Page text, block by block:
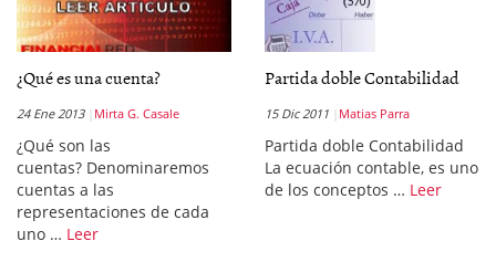
¿Qué es una cuenta?
24 Ene 2013 Mirta G. Casale
¿Qué son las
cuentas? Denominaremos
cuentas a las
representaciones de cada
uno … Leer
Partida doble Contabilidad
15 Dic 2011 Matias Parra
Partida doble Contabilidad
La ecuación contable, es uno
de los conceptos … Leer